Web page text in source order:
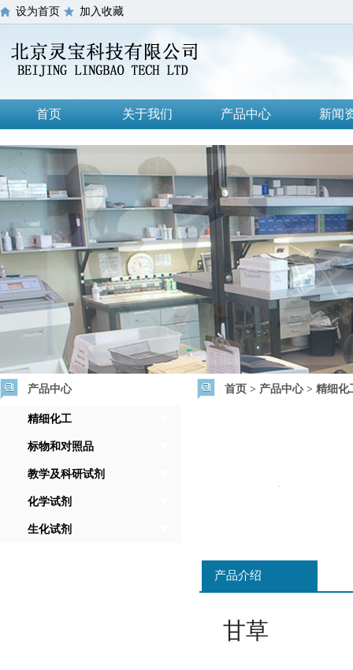
设为首页 加入收藏
首页 关于我们 产品中心 新闻
产品中心
精细化工
标物和对照品
教学及科研试剂
化学试剂
生化试剂
首页 > 产品中心> 精细化
产品介绍
甘草